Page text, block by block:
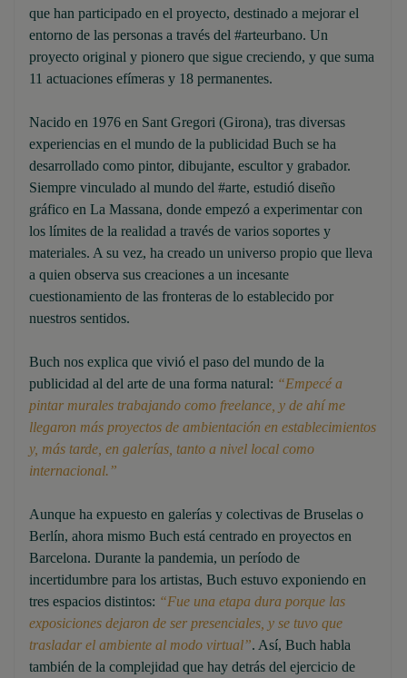
que han participado en el proyecto, destinado a mejorar el
entorno de las personas a través del #arteurbano. Un
proyecto original y pionero que sigue creciendo, y que suma
11 actuaciones efímeras y 18 permanentes.
Nacido en 1976 en Sant Gregori (Girona), tras diversas
experiencias en el mundo de la publicidad Buch se ha
desarrollado como pintor, dibujante, escultor y grabador.
Siempre vinculado al mundo del #arte, estudió diseño
gráfico en La Massana, donde empezó a experimentar con
los límites de la realidad a través de varios soportes y
materiales. A su vez, ha creado un universo propio que lleva
a quien observa sus creaciones a un incesante
cuestionamiento de las fronteras de lo establecido por
nuestros sentidos.
Buch nos explica que vivió el paso del mundo de la
publicidad al del arte de una forma natural: “Empecé a
pintar murales trabajando como freelance, y de ahí me
llegaron más proyectos de ambientación en establecimientos
y, más tarde, en galerías, tanto a nivel local como
internacional.”
Aunque ha expuesto en galerías y colectivas de Bruselas o
Berlín, ahora mismo Buch está centrado en proyectos en
Barcelona. Durante la pandemia, un período de
incertidumbre para los artistas, Buch estuvo exponiendo en
tres espacios distintos: “Fue una etapa dura porque las
exposiciones dejaron de ser presenciales, y se tuvo que
trasladar el ambiente al modo virtual”. Así, Buch habla
también de la complejidad que hay detrás del ejercicio de